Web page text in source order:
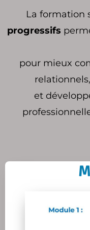
La formation
progressifs
pour mieux
et